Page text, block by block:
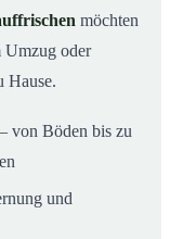
möchten
Umzug oder
Hause.
– von Böden bis zu
und